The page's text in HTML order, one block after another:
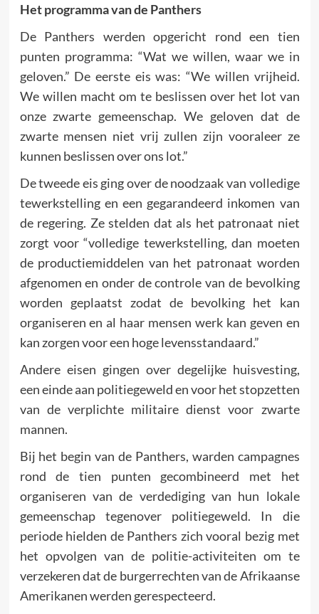
Het programma van de Panthers
De Panthers werden opgericht rond een tien
punten programma: “Wat we willen, waar we in
geloven.” De eerste eis was: “We willen vrijheid.
We willen macht om te beslissen over het lot van
onze zwarte gemeenschap. We geloven dat de
zwarte mensen niet vrij zullen zijn vooraleer ze
kunnen beslissen over ons lot.”
De tweede eis ging over de noodzaak van volledige
tewerkstelling en een gegarandeerd inkomen van
de regering. Ze stelden dat als het patronaat niet
zorgt voor “volledige tewerkstelling, dan moeten
de productiemiddelen van het patronaat worden
afgenomen en onder de controle van de bevolking
worden geplaatst zodat de bevolking het kan
organiseren en al haar mensen werk kan geven en
kan zorgen voor een hoge levensstandaard.”
Andere eisen gingen over degelijke huisvesting,
een einde aan politiegeweld en voor het stopzetten
van de verplichte militaire dienst voor zwarte
mannen.
Bij het begin van de Panthers, warden campagnes
rond de tien punten gecombineerd met het
organiseren van de verdediging van hun lokale
gemeenschap tegenover politiegeweld. In die
periode hielden de Panthers zich vooral bezig met
het opvolgen van de politie-activiteiten om te
verzekeren dat de burgerrechten van de Afrikaanse
Amerikanen werden gerespecteerd.